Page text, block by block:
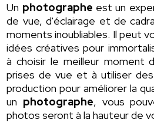
Un photographe est un
de vue, d'éclairage et de
moments inoubliables. Il peut
idées créatives pour
à choisir le meilleur moment
prises de vue et à utiliser
production pour améliorer la
un photographe, vous
photos seront à la hauteur de